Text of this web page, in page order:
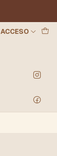
ACCESO